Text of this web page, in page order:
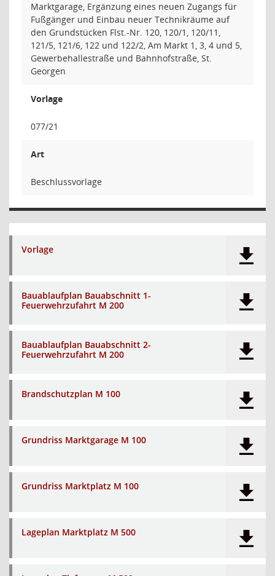
Marktgarage, Ergänzung eines neuen Zugangs für
Fußgänger und Einbau neuer Technikräume auf
den Grundstücken Flst.-Nr. 120, 120/1, 120/11,
121/5, 121/6, 122 und 122/2, Am Markt 1, 3, 4 und 5,
Gewerbehallestraße und Bahnhofstraße, St.
Georgen
Vorlage
077/21
Art
Beschlussvorlage
Vorlage
Bauablaufplan Bauabschnitt 1-
Feuerwehrzufahrt M 200
Bauablaufplan Bauabschnitt 2-
Feuerwehrzufahrt M 200
Brandschutzplan M 100
Grundriss Marktgarage M 100
Grundriss Marktplatz M 100
Lageplan Marktplatz M 500